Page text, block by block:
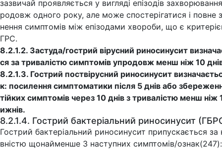
зазвичай проявляється у вигляді епізодів
родовж одного року, але може спостерігатися і повне
нення симптомів між епізодами хвороби, що є
ГРС.
8.2.1.2. Застуда/гострий вірусний риносинусит
ся за тривалістю симптомів упродовж менш ніж 10
8.2.1.3. Гострий поствірусний риносинусит
к: посилення симптоматики після 5 днів або
тійких симптомів через 10 днів з тривалістю менш ніж
ижнів.
8.2.1.4. Гострий бактеріальний риносинусит
Гострий бактеріальний риносинусит припускається за
вністю щонайменше 3 наступних симптомів/ознак(247):